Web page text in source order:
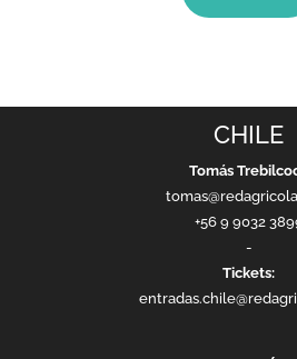
CHILE
Tomás
+56 9 9032
-
Tickets: